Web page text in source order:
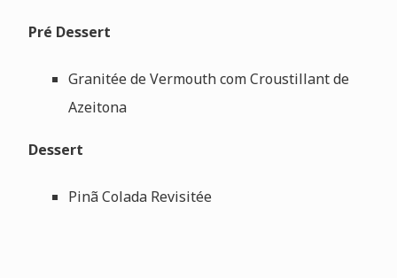
Pré Dessert
Granitée de Vermouth com Croustillant de
Azeitona
Dessert
Pinã Colada Revisitée